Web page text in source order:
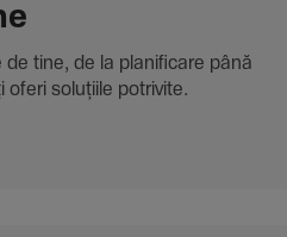
tine, de la plani­fi­care până
oferi solu­țiile potri­vite.